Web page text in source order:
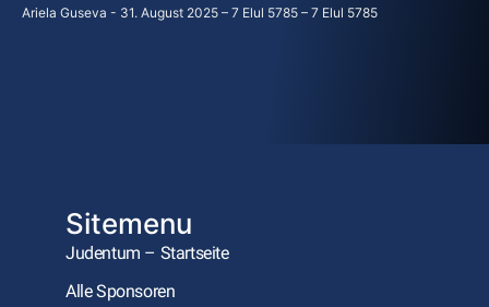
Ariela Guseva 31. August 2025 – 7 Elul 5785 – 7 Elul 5785
Sitemenu
Judentum – Startseite
Alle Sponsoren